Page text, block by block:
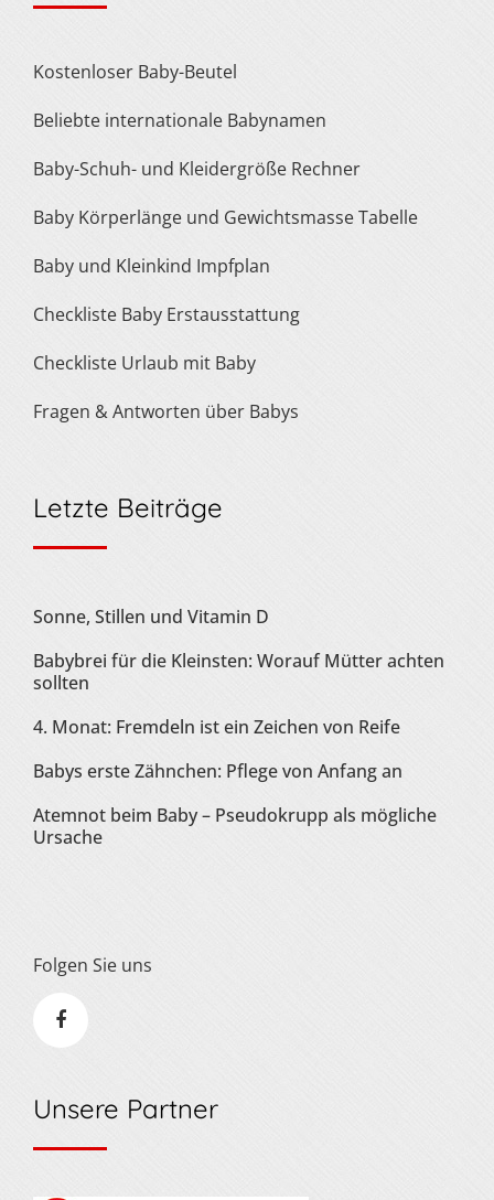
Kostenloser Baby-Beutel
Beliebte internationale Babynamen
Baby-Schuh- und Kleidergröße Rechner
Baby Körperlänge und Gewichtsmasse Tabelle
Baby und Kleinkind Impfplan
Checkliste Baby Erstausstattung
Checkliste Urlaub mit Baby
Fragen & Antworten über Babys
Letzte Beiträge
Sonne, Stillen und Vitamin D
Babybrei für die Kleinsten: Worauf Mütter achten
sollten
4. Monat: Fremdeln ist ein Zeichen von Reife
Babys erste Zähnchen: Pflege von Anfang an
Atemnot beim Baby – Pseudokrupp als mögliche
Ursache
Folgen Sie uns
Unsere Partner